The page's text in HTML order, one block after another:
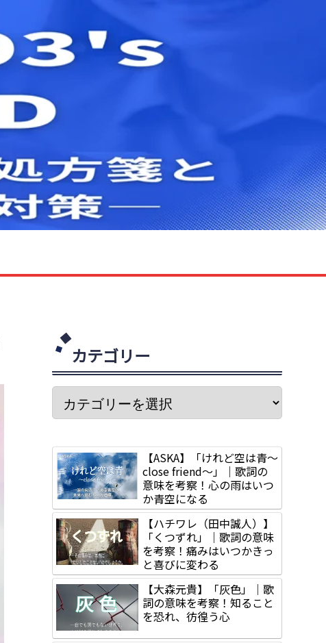
カテゴリー
【ASKA】「けれど空は青～
close friend～」｜歌詞の
意味を考察！心の雨はいつ
か青空になる
【ハチワレ（田中誠人）】
「くつずれ」｜歌詞の意味
を考察！痛みはいつかきっ
と喜びに変わる
【大森元貴】「灰色」｜歌
詞の意味を考察！知ること
を恐れ、彷徨う心